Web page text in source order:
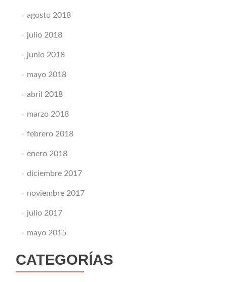
agosto 2018
julio 2018
junio 2018
mayo 2018
abril 2018
marzo 2018
febrero 2018
enero 2018
diciembre 2017
noviembre 2017
julio 2017
mayo 2015
CATEGORÍAS